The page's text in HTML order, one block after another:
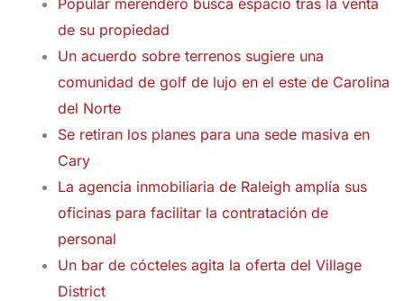
Popular merendero busca espacio tras la venta
de su propiedad
Un acuerdo sobre terrenos sugiere una
comunidad de golf de lujo en el este de Carolina
del Norte
Se retiran los planes para una sede masiva en
Cary
La agencia inmobiliaria de Raleigh amplía sus
oficinas para facilitar la contratación de
personal
Un bar de cócteles agita la oferta del Village
District